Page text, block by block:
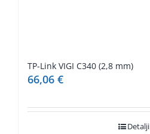
TP-Link VIGI C340 (2,8 mm)
66,06 €
Detalji